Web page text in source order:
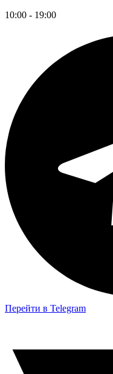
10:00 - 19:00
Перейти в Telegram